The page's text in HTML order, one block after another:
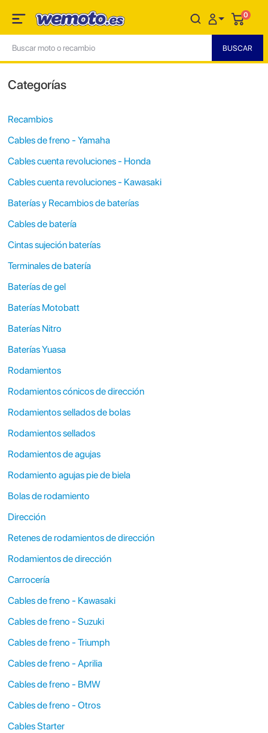
0
Categorías
Recambios
Cables de freno - Yamaha
Cables cuenta revoluciones - Honda
Cables cuenta revoluciones - Kawasaki
Baterías y Recambios de baterías
Cables de batería
Cintas sujeción baterías
Terminales de batería
Baterías de gel
Baterías Motobatt
Baterías Nitro
Baterías Yuasa
Rodamientos
Rodamientos cónicos de dirección
Rodamientos sellados de bolas
Rodamientos sellados
Rodamientos de agujas
Rodamiento agujas pie de biela
Bolas de rodamiento
Dirección
Retenes de rodamientos de dirección
Rodamientos de dirección
Carrocería
Cables de freno - Kawasaki
Cables de freno - Suzuki
Cables de freno - Triumph
Cables de freno - Aprilia
Cables de freno - BMW
Cables de freno - Otros
Cables Starter